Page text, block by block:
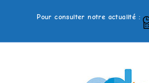
Pour consulter notre actualité :